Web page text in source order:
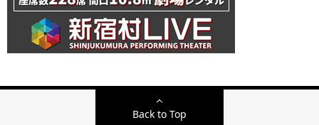
Back to Top